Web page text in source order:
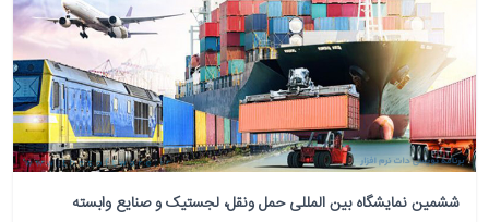
ششمین نمایشگاه بین المللی حمل ونقل، لجستیک و صنایع وابسته